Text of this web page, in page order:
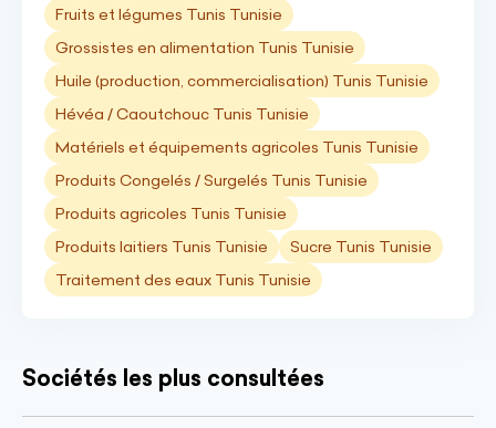
Fruits et légumes Tunis Tunisie
Grossistes en alimentation Tunis Tunisie
Huile (production, commercialisation) Tunis Tunisie
Hévéa / Caoutchouc Tunis Tunisie
Matériels et équipements agricoles Tunis Tunisie
Produits Congelés / Surgelés Tunis Tunisie
Produits agricoles Tunis Tunisie
Produits laitiers Tunis Tunisie
Sucre Tunis Tunisie
Traitement des eaux Tunis Tunisie
Sociétés les plus consultées